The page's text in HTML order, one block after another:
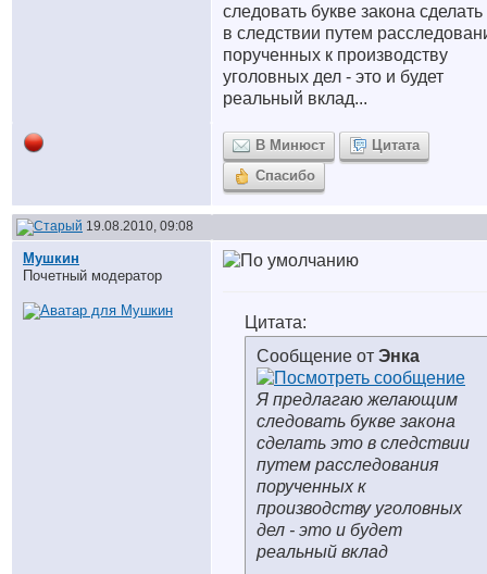
следовать букве закона сделать
в следствии путем
порученных к производству
уголовных дел - это и будет
реальный вклад...
В Минюст
Цитата
Спасибо
19.08.2010, 09:08
Мушкин
Почетный модератор
Цитата:
Сообщение от Энка
Я предлагаю желающим
следовать букве закона
сделать это в следствии
путем расследования
порученных к
производству уголовных
дел - это и будет
реальный вклад